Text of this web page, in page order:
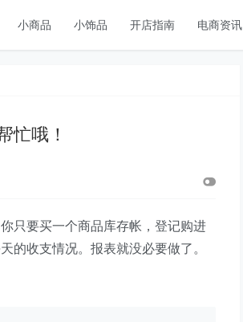
小商品 小饰品 开店指南 电商资讯
忙哦！
只要买一个商品库存帐，登记购进
的收支情况。报表就没必要做了。